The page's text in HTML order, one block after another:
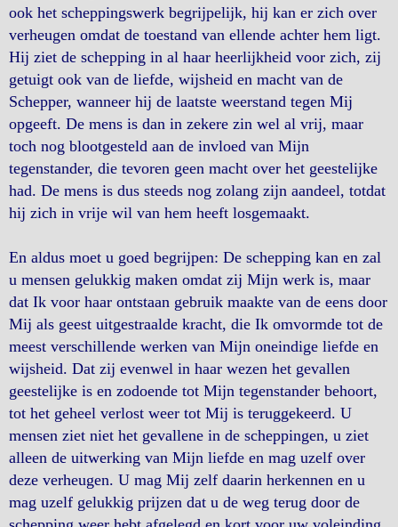
ook het scheppingswerk begrijpelijk, hij kan er zich over
verheugen omdat de toestand van ellende achter hem ligt.
Hij ziet de schepping in al haar heerlijkheid voor zich, zij
getuigt ook van de liefde, wijsheid en macht van de
Schepper, wanneer hij de laatste weerstand tegen Mij
opgeeft. De mens is dan in zekere zin wel al vrij, maar
toch nog blootgesteld aan de invloed van Mijn
tegenstander, die tevoren geen macht over het geestelijke
had. De mens is dus steeds nog zolang zijn aandeel, totdat
hij zich in vrije wil van hem heeft losgemaakt.
En aldus moet u goed begrijpen: De schepping kan en zal
u mensen gelukkig maken omdat zij Mijn werk is, maar
dat Ik voor haar ontstaan gebruik maakte van de eens door
Mij als geest uitgestraalde kracht, die Ik omvormde tot de
meest verschillende werken van Mijn oneindige liefde en
wijsheid. Dat zij evenwel in haar wezen het gevallen
geestelijke is en zodoende tot Mijn tegenstander behoort,
tot het geheel verlost weer tot Mij is teruggekeerd. U
mensen ziet niet het gevallene in de scheppingen, u ziet
alleen de uitwerking van Mijn liefde en mag uzelf over
deze verheugen. U mag Mij zelf daarin herkennen en u
mag uzelf gelukkig prijzen dat u de weg terug door de